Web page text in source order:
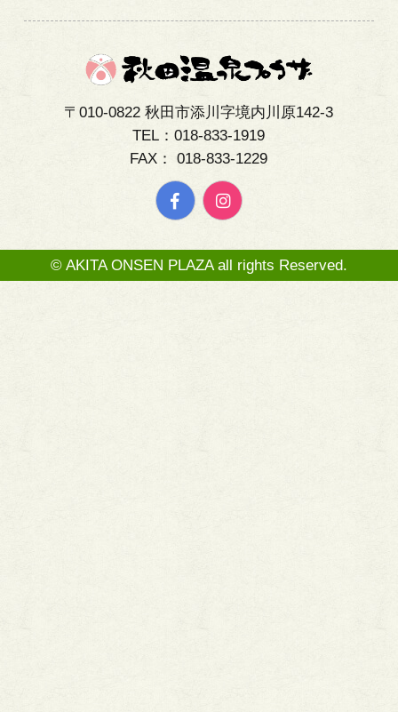
〒010-0822 秋田市添川字境内川原142-3
TEL：018-833-1919
FAX： 018-833-1229
© AKITA ONSEN PLAZA all rights Reserved.